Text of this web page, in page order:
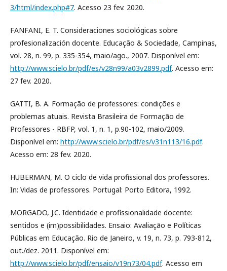
3/html/index.php#7. Acesso 23 fev. 2020.
FANFANI, E. T. Consideraciones sociológicas sobre
profesionalización docente. Educação & Sociedade, Campinas,
vol. 28, n. 99, p. 335-354, maio/ago., 2007. Disponível em:
http://www.scielo.br/pdf/es/v28n99/a03v2899.pdf. Acesso em:
27 fev. 2020.
GATTI, B. A. Formação de professores: condições e
problemas atuais. Revista Brasileira de Formação de
Professores - RBFP, vol. 1, n. 1, p.90-102, maio/2009.
Disponível em: http://www.scielo.br/pdf/es/v31n113/16.pdf.
Acesso em: 28 fev. 2020.
HUBERMAN, M. O ciclo de vida profissional dos professores.
In: Vidas de professores. Portugal: Porto Editora, 1992.
MORGADO, J.C. Identidade e profissionalidade docente:
sentidos e (im)possibilidades. Ensaio: Avaliação e Políticas
Públicas em Educação. Rio de Janeiro, v. 19, n. 73, p. 793-812,
out./dez. 2011. Disponível em:
http://www.scielo.br/pdf/ensaio/v19n73/04.pdf. Acesso em